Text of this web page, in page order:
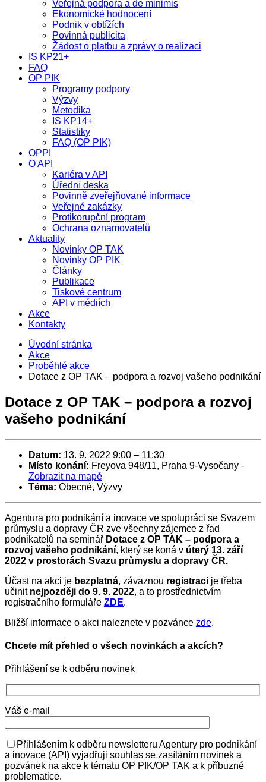
Veřejná podpora a de minimis
Ekonomické hodnocení
Podnik v obtížích
Povinná publicita
Žádost o platbu a zprávy o realizaci
IS KP21+
FAQ
OP PIK
Programy podpory
Výzvy
Metodika
IS KP14+
Statistiky
FAQ (OP PIK)
OPPI
O API
Kariéra v API
Úřední deska
Povinně zveřejňované informace
Veřejné zakázky
Protikorupční program
Ochrana oznamovatelů
Aktuality
Novinky OP TAK
Novinky OP PIK
Články
Publikace
Tiskové centrum
API v médiích
Akce
Kontakty
Úvodní stránka
Akce
Proběhlé akce
Dotace z OP TAK – podpora a rozvoj vašeho podnikání
Dotace z OP TAK – podpora a rozvoj
vašeho podnikání
Datum: 13. 9. 2022 9:00 – 11:30
Místo konání: Freyova 948/11, Praha 9-Vysočany -
Zobrazit na mapě
Téma: Obecné, Výzvy
Agentura pro podnikání a inovace ve spolupráci se Svazem
průmyslu a dopravy ČR zve všechny zájemce z řad
podnikatelů na seminář Dotace z OP TAK – podpora a
rozvoj vašeho podnikání, který se koná v úterý 13. září
2022 v prostorách Svazu průmyslu a dopravy ČR.
Účast na akci je bezplatná, závaznou registraci je třeba
učinit nejpozději do 9. 9. 2022, a to prostřednictvím
registračního formuláře ZDE.
Bližší informace o akci naleznete v pozvánce zde.
Chcete mít přehled o všech novinkách a akcích?
Přihlášení se k odběru novinek
Váš e-mail
Přihlášením k odběru newsletteru Agentury pro podnikání
a inovace (API) vyjadřuji souhlas se zasíláním novinek a
pozvánek na akce k tématu OP PIK/OP TAK a k příbuzné
problematice.